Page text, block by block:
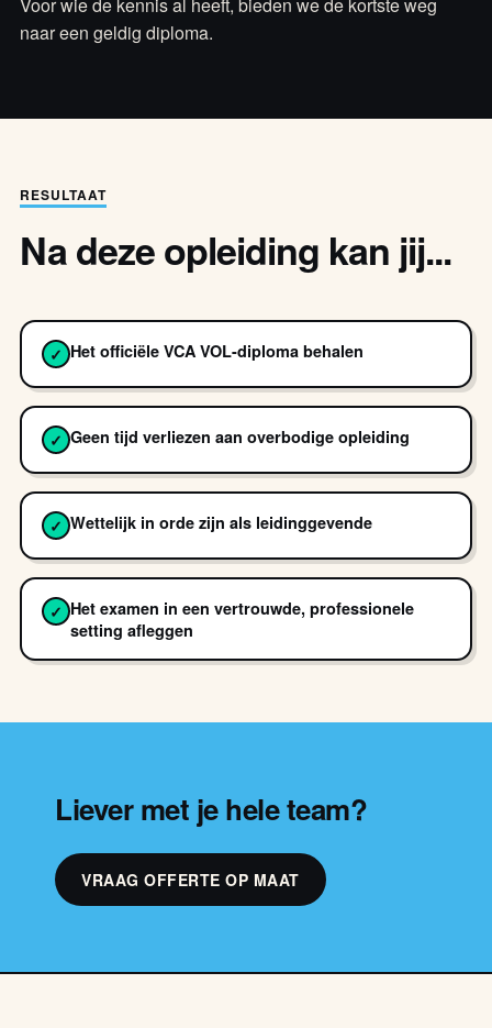
naar een geldig diploma.
RESULTAAT
Na deze opleiding kan jij...
✓ Het officiële VCA VOL-diploma behalen
✓ Geen tijd verliezen aan overbodige opleiding
✓ Wettelijk in orde zijn als leidinggevende
✓ Het examen in een vertrouwde, professionele
setting afleggen
Liever met je hele team?
VRAAG OFFERTE OP MAAT